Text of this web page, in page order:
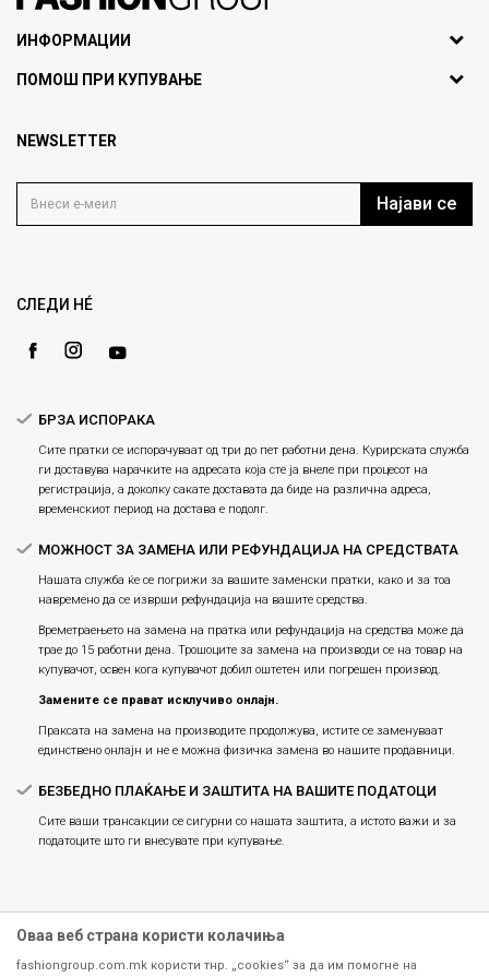
ИНФОРМАЦИИ
За нас
Продавници
Блог
Gift Card
ПОМОШ ПРИ КУПУВАЊЕ
Политика на приватност
Како да купите
Замена и рефундација на производи
NEWSLETTER
Најави се
СЛЕДИ НÉ
БРЗА ИСПОРАКА
Сите пратки се испорачуваат од три до пет работни дена. Курирската служба
ги доставува нарачките на адресата која сте ја внеле при процесот на
регистрација, а доколку сакате доставата да биде на различна адреса,
временскиот период на достава е подолг.
МОЖНОСТ ЗА ЗАМЕНА ИЛИ РЕФУНДАЦИЈА НА СРЕДСТВАТА
Нашата служба ќе се погрижи за вашите заменски пратки, како и за тоа
навремено да се изврши рефундација на вашите средства.
Времетраењето на замена на пратка или рефундацијa на средства може да
трае до 15 работни дена. Трошоците за замена на производи се на товар на
купувачот, освен кога купувачот добил оштетен или погрешен производ.
Замените се прават исклучиво онлајн.
Праксата на замена на производите продолжува, истите се заменуваат
единствено онлајн и не е можна физичка замена во нашите продавници.
БЕЗБЕДНО ПЛАЌАЊЕ И ЗАШТИТА НА ВАШИТЕ ПОДАТОЦИ
Сите ваши трансакции се сигурни со нашата заштита, а истото важи и за
податоците што ги внесувате при купување.
Оваа веб страна користи колачиња
fashiongroup.com.mk користи тнр. „cookies“ за да им помогне на